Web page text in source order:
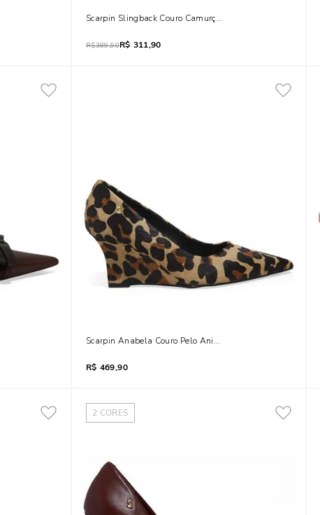
Scarpin Slingback Couro Camurça Salto Esfera Preto
R$389,90R$ 311,90
Scarpin Anabela Couro Pelo Animal Print Onça
R$ 469,90
2 CORES